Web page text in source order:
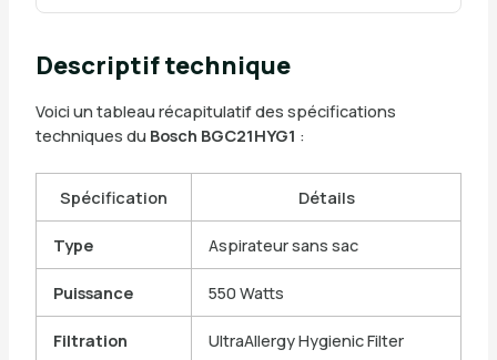
Descriptif technique
Voici un tableau récapitulatif des spécifications
techniques du Bosch BGC21HYG1 :
Spécification Détails
Type Aspirateur sans sac
Puissance 550 Watts
Filtration UltraAllergy Hygienic Filter